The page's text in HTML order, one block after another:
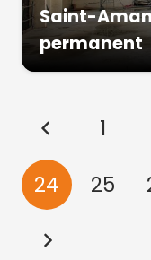
Saint-
permanent
1
24
25